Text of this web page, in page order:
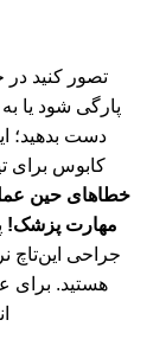
تصور کنید
پارگی شود یا
دست بدهید؛
کابوس برای
خطاهای حین
مهارت پزشک!
جراحی این‌تاچ
هستید. برای